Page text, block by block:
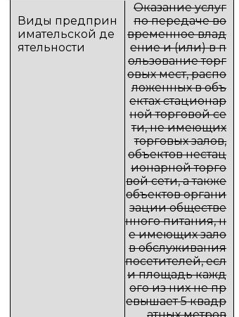
Оказание услуг
по передаче во
временное влад
ение и (или) в п
ользование торг
овых мест, распо
ложенных в объ
ектах стационар
ной торговой се
ти, не имеющих
торговых залов,
объектов нестац
ионарной торго
вой сети, а также
объектов органи
зации обществе
нного питания, н
е имеющих зало
в обслуживания
посетителей, есл
и площадь кажд
ого из них не пр
евышает 5 квадр